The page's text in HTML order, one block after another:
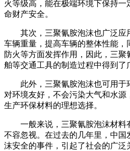
火等级高，能在极端环境下保持
命财产安全。
其次，三聚氰胺泡沫也广泛应
车辆重量，提高车辆的整体性能，
防火等方面发挥作用，因此，三
舶等交通工具的制造过程中得到了
此外，三聚氰胺泡沫也可用于
对环境友好，不会污染大气和水
生产环保材料的理想选择。
一般来说，三聚氰胺泡沫材料
不容忽视。在过去的几年里，中
沫安全的事件，引起了社会的广泛